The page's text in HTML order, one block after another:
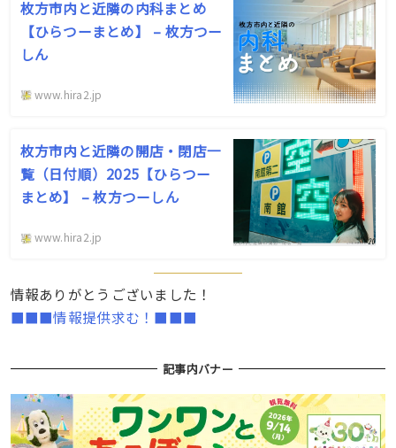
枚方市内と近隣の内科まとめ
【ひらつーまとめ】 – 枚方つー
しん
www.hira2.jp
枚方市内と近隣の開店・閉店一
覧（日付順）2025【ひらつー
まとめ】 – 枚方つーしん
www.hira2.jp
情報ありがとうございました！
■■■情報提供求む！■■■
記事内バナー